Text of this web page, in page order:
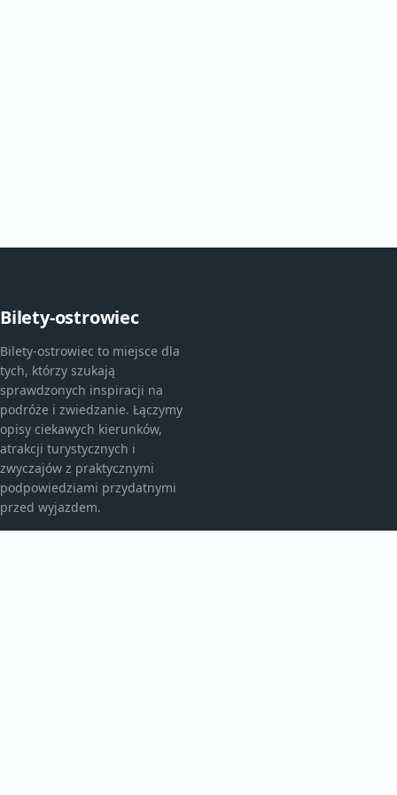
Bilety-ostrowiec
Bilety-ostrowiec to miejsce dla
tych, którzy szukają
sprawdzonych inspiracji na
podróże i zwiedzanie. Łączymy
opisy ciekawych kierunków,
atrakcji turystycznych i
zwyczajów z praktycznymi
podpowiedziami przydatnymi
przed wyjazdem.